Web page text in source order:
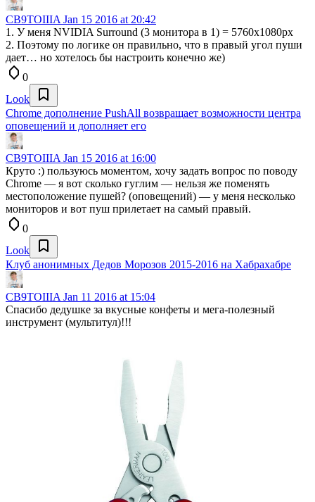
CB9TOIIIA Jan 15 2016 at 20:42
1. У меня NVIDIA Surround (3 монитора в 1) = 5760x1080px
2. Поэтому по логике он правильно, что в правый угол пуши
дает… но хотелось бы настроить конечно же)
0
Look
Chrome дополнение PushAll возвращает возможности центра
оповещений и дополняет его
CB9TOIIIA Jan 15 2016 at 16:00
Круто :) пользуюсь моментом, хочу задать вопрос по поводу
Chrome — я вот сколько гуглим — нельзя же поменять
местоположение пушей? (оповещений) — у меня несколько
мониторов и вот пуш прилетает на самый правый.
0
Look
Клуб анонимных Дедов Морозов 2015-2016 на Хабрахабре
CB9TOIIIA Jan 11 2016 at 15:04
Спасибо дедушке за вкусные конфеты и мега-полезный
инструмент (мультитул)!!!